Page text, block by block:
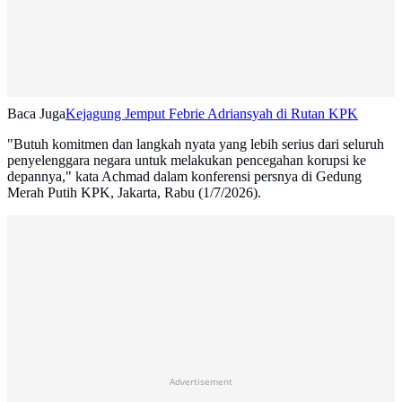
Baca JugaKejagung Jemput Febrie Adriansyah di Rutan KPK
"Butuh komitmen dan langkah nyata yang lebih serius dari seluruh
penyelenggara negara untuk melakukan pencegahan korupsi ke
depannya," kata Achmad dalam konferensi persnya di Gedung
Merah Putih KPK, Jakarta, Rabu (1/7/2026).
Advertisement